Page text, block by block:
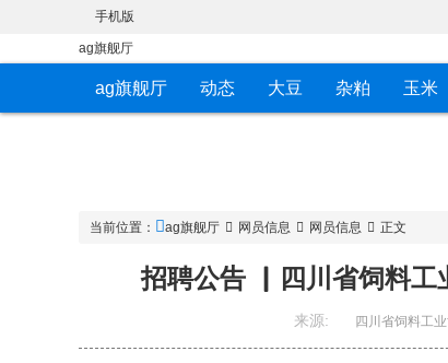
手机版
ag旗舰厅
ag旗舰厅 动态 大豆 杂粕 玉米
当前位置： ag旗舰厅 网员信息 网员信息 正文
招聘公告 ▏四川省饲料工
来源: 四川省饲料工